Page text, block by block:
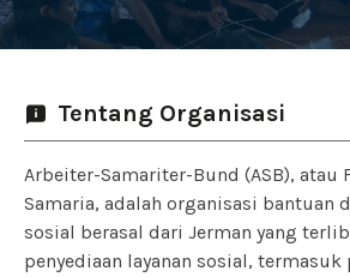
Tentang Organisasi
Arbeiter-Samariter-Bund (ASB), atau
Samaria, adalah organisasi bantuan
sosial berasal dari Jerman yang
penyediaan layanan sosial,